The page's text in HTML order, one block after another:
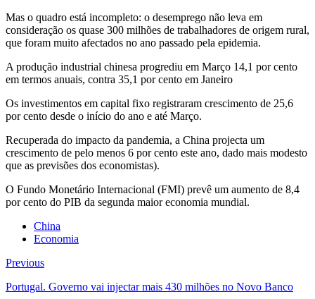
Mas o quadro está incompleto: o desemprego não leva em
consideração os quase 300 milhões de trabalhadores de origem rural,
que foram muito afectados no ano passado pela epidemia.
A produção industrial chinesa progrediu em Março 14,1 por cento
em termos anuais, contra 35,1 por cento em Janeiro
Os investimentos em capital fixo registraram crescimento de 25,6
por cento desde o início do ano e até Março.
Recuperada do impacto da pandemia, a China projecta um
crescimento de pelo menos 6 por cento este ano, dado mais modesto
que as previsões dos economistas).
O Fundo Monetário Internacional (FMI) prevê um aumento de 8,4
por cento do PIB da segunda maior economia mundial.
China
Economia
Previous
Portugal. Governo vai injectar mais 430 milhões no Novo Banco